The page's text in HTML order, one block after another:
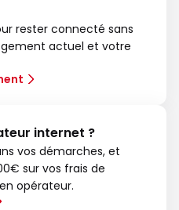
rester connecté sans
actuel et votre
internet ?
vos démarches, et
sur vos frais de
opérateur.